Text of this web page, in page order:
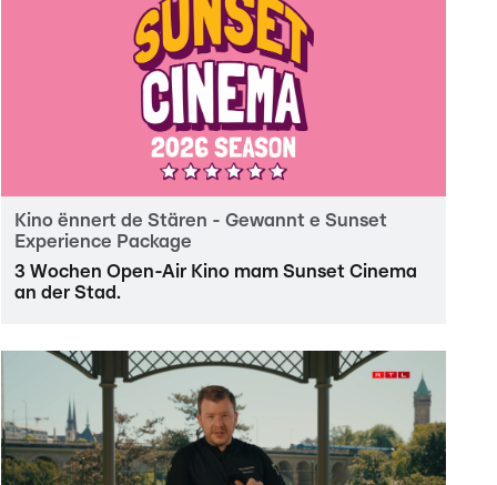
Kino ënnert de Stären - Gewannt e Sunset
Experience Package
3 Wochen Open-Air Kino mam Sunset Cinema
an der Stad.